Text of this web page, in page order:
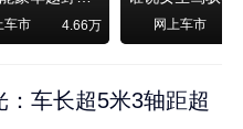
车市 4.66万 网上车市
车长超5米3轴距超